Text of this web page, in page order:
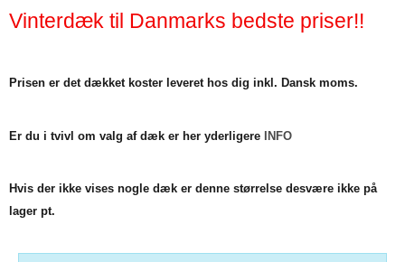
Vinterdæk til Danmarks bedste priser!!
Prisen er det dækket koster leveret hos dig inkl. Dansk moms.
Er du i tvivl om valg af dæk er her yderligere INFO
Hvis der ikke vises nogle dæk er denne størrelse desvære ikke på
lager pt.